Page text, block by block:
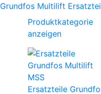
Grundfos Multilift
Produktkategorie
anzeigen
Ersatzteile